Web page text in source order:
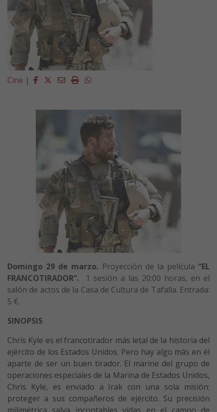
Cine | Facebook
Twitter
EmailImprimirWhatsapp
Domingo 29 de marzo. Proyección de la película “EL
FRANCOTIRADOR”. 1 sesión a las 20:00 horas, en el
salón de actos de la Casa de Cultura de Tafalla. Entrada:
5 €.
SINOPSIS
Chris Kyle es el francotirador más letal de la historia del
ejército de los Estados Unidos. Pero hay algo más en él
aparte de ser un buen tirador. El marine del grupo de
operaciones especiales de la Marina de Estados Unidos,
Chris Kyle, es enviado a Irak con una sola misión:
proteger a sus compañeros de ejército. Su precisión